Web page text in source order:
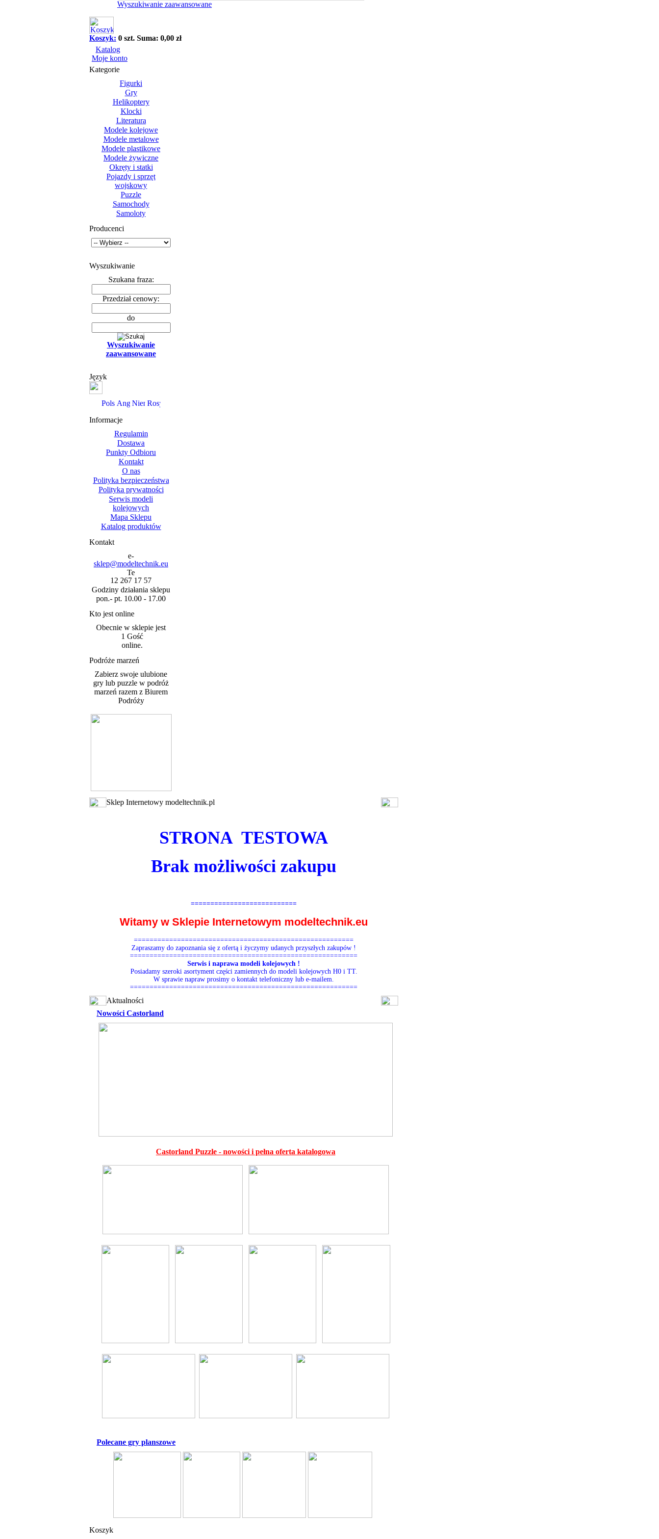
Wyszukiwanie zaawansowane
Koszyk: 0 szt. Suma: 0,00 zł
Katalog
Moje konto
Kategorie
Figurki
Gry
Helikoptery
Klocki
Literatura
Modele kolejowe
Modele metalowe
Modele plastikowe
Modele żywiczne
Okręty i statki
Pojazdy i sprzęt
wojskowy
Puzzle
Samochody
Samoloty
Producenci
Wyszukiwanie
Szukana fraza:
Przedział cenowy:
do
Wyszukiwanie
zaawansowane
Język
Informacje
Regulamin
Dostawa
Punkty Odbioru
Kontakt
O nas
Polityka bezpieczeństwa
Polityka prywatności
Serwis modeli
kolejowych
Mapa Sklepu
Katalog produktów
Kontakt
sklep@modeltechnik.eu
12 267 17 57
Godziny działania sklepu
pon.- pt. 10.00 - 17.00
Kto jest online
Obecnie w sklepie jest
1 Gość
online.
Podróże marzeń
Zabierz swoje ulubione
gry lub puzzle w podróż
marzeń razem z Biurem
Podróży
Sklep Internetowy modeltechnik.pl
STRONA TESTOWA
Brak możliwości zakupu
===========================
Witamy w Sklepie Internetowym modeltechnik.eu
========================================================
Zapraszamy do zapoznania się z ofertą i życzymy udanych przyszłych zakupów !
==========================================================
Serwis i naprawa modeli kolejowych !
Posiadamy szeroki asortyment części zamiennych do modeli kolejowych H0 i TT.
W sprawie napraw prosimy o kontakt telefoniczny lub e-mailem.
==========================================================
Aktualności
Nowości Castorland
Castorland Puzzle - nowości i pełna oferta katalogowa
Polecane gry planszowe
Koszyk